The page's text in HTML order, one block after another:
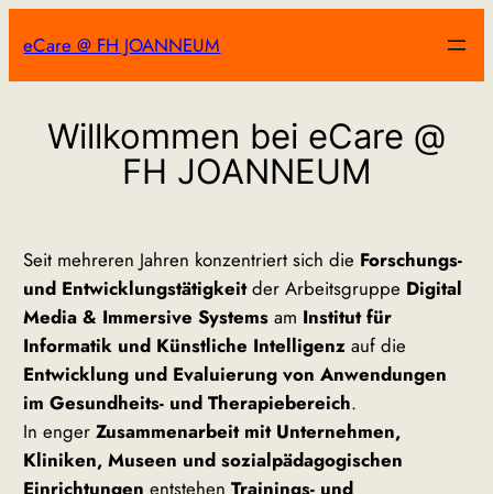
Inhalt
springen
eCare @ FH JOANNEUM
Willkommen bei eCare @
FH JOANNEUM
Seit mehreren Jahren konzentriert sich die Forschungs-
und Entwicklungstätigkeitder Arbeitsgruppe Digital
Media & Immersive Systems am Institut für
Informatik und Künstliche Intelligenz auf die
Entwicklung und Evaluierung von Anwendungen
im Gesundheits- und Therapiebereich.
In engerZusammenarbeit mit Unternehmen,
Kliniken, Museen und sozialpädagogischen
Einrichtungen entstehenTrainings- und